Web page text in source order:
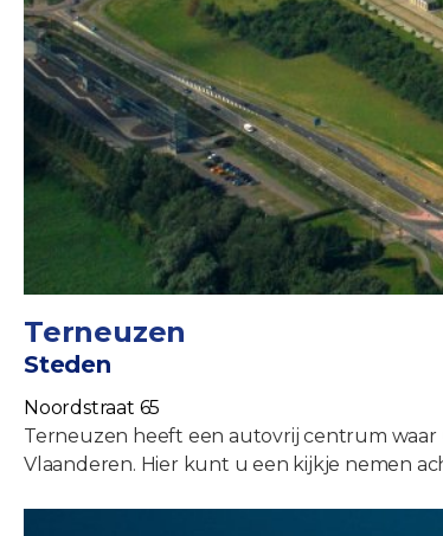
Terneuzen
Steden
Noordstraat 65
Terneuzen heeft een autovrij centrum waar
Vlaanderen. Hier kunt u een kijkje nemen